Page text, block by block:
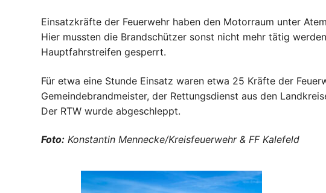
Einsatzkräfte der Feuerwehr haben den Motorraum unter
Hier mussten die Brandschützer sonst nicht mehr tätig
Hauptfahrstreifen gesperrt.
Für etwa eine Stunde Einsatz waren etwa 25 Kräfte der
Gemeindebrandmeister, der Rettungsdienst aus den
Der RTW wurde abgeschleppt.
Foto: Konstantin Mennecke/Kreisfeuerwehr & FF Kalefeld